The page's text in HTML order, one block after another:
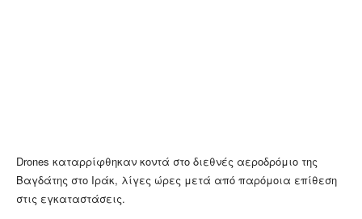
Drones καταρρίφθηκαν κοντά στο διεθνές αεροδρόμιο της
Βαγδάτης στο Ιράκ, λίγες ώρες μετά από παρόμοια επίθεση
στις εγκαταστάσεις.